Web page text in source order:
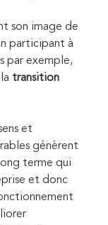
son image de
participant à
par exemple,
transition
et
génèrent
terme qui
et donc